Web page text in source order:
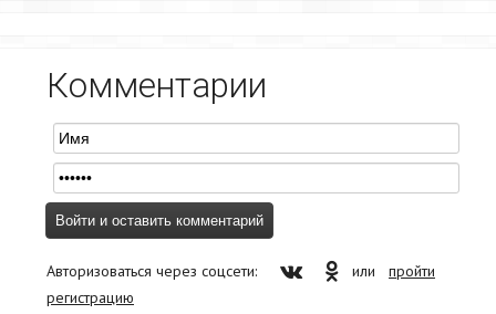
Комментарии
Авторизоваться через соцсети: или пройти
регистрацию